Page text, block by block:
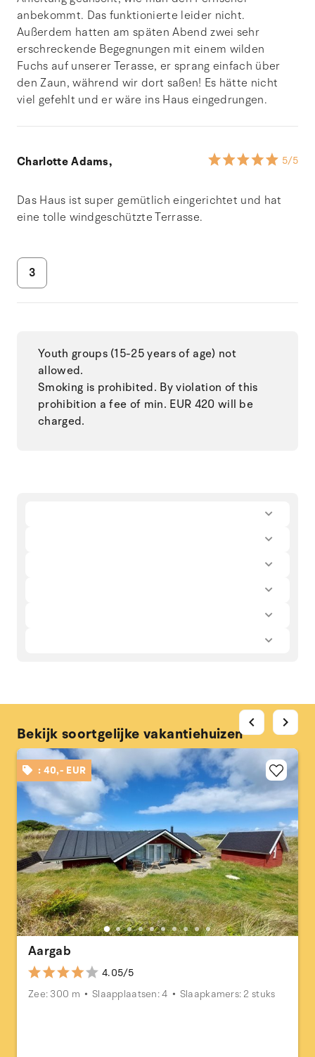
anbekommt. Das funktionierte leider nicht.
Außerdem hatten am späten Abend zwei sehr
erschreckende Begegnungen mit einem wilden
Fuchs auf unserer Terasse, er sprang einfach über
den Zaun, während wir dort saßen! Es hätte nicht
viel gefehlt und er wäre ins Haus eingedrungen.
Charlotte Adams, 5/5
Das Haus ist super gemütlich eingerichtet und hat
eine tolle windgeschützte Terrasse.
3
Youth groups (15-25 years of age) not
allowed.
Smoking is prohibited. By violation of this
prohibition a fee of min. EUR 420 will be
charged.
Bekijk soortgelijke vakantiehuizen
: 40,- EUR
Aargab
4.05/5
Zee: 300 m
Slaapplaatsen: 4 Slaapkamers: 2 stuks
chevron_left chevron_right